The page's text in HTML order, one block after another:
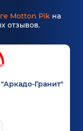
Motton Pik на
отзывов.
Гранит"